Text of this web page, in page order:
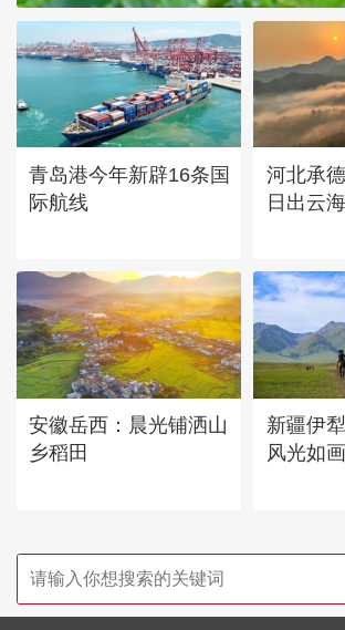
青岛港今年新辟16条国
际航线
河北承
日出云
安徽岳西：晨光铺洒山
乡稻田
新疆伊
风光如